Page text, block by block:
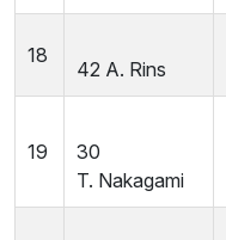
18
42 A. Rins
19
30
T. Nakagami